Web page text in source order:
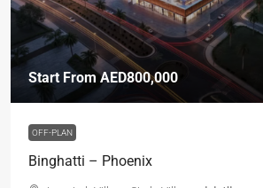
Start FromAED800,000
OFF-PLAN
Binghatti – Phoenix